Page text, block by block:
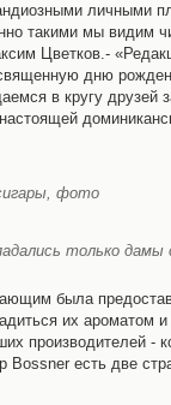
личными
такими мы видим
Цветков.-
дню
в кругу друзей
фото
только дамы
была
их ароматом
производителей -
Bossner есть две